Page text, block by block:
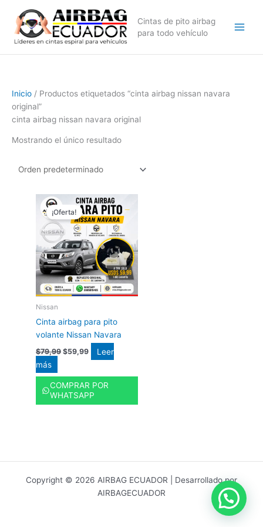
contenido
Cintas de pito airbag
para todo vehículo
Inicio / Productos etiquetados “cinta airbag nissan navara
original”
cinta airbag nissan navara original
Mostrando el único resultado
¡Oferta!
Nissan
Cinta airbag para pito
volante Nissan Navara
$79,99
precio
original
era:
$79,99.
$59,99
El
precio
actual
es:
$59,99.
Leer
más
COMPRAR POR
WHATSAPP
Copyright © 2026 AIRBAG ECUADOR | Desarrollado por
AIRBAGECUADOR